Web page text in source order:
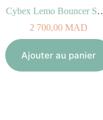
Cybex Lemo Bouncer Suede Grey
2 700,00MAD
Ajouter au panier